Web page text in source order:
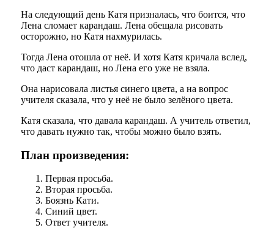
На следующий день Катя призналась, что боится, что
Лена сломает карандаш. Лена обещала рисовать
осторожно, но Катя нахмурилась.
Тогда Лена отошла от неё. И хотя Катя кричала вслед,
что даст карандаш, но Лена его уже не взяла.
Она нарисовала листья синего цвета, а на вопрос
учителя сказала, что у неё не было зелёного цвета.
Катя сказала, что давала карандаш. А учитель ответил,
что давать нужно так, чтобы можно было взять.
План произведения:
Первая просьба.
Вторая просьба.
Боязнь Кати.
Синий цвет.
Ответ учителя.